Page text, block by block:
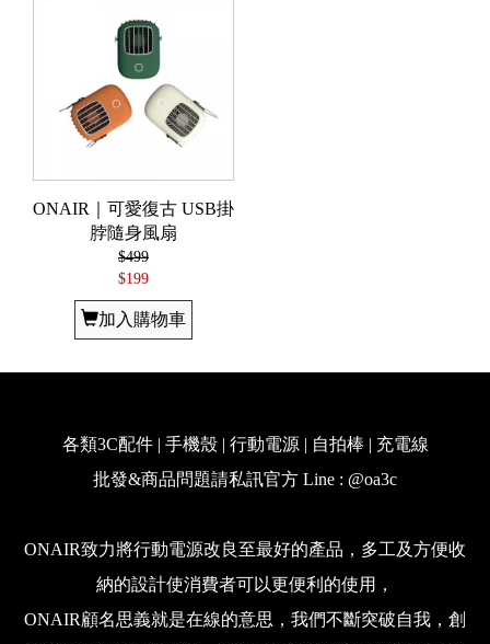
ONAIR｜可愛復古 USB掛
脖隨身風扇
$499
$199
加入購物車
各類3C配件 | 手機殼 | 行動電源 | 自拍棒 | 充電線
批發&商品問題請私訊官方 Line : @oa3c
ONAIR致力將行動電源改良至最好的產品，多工及方便收
納的設計使消費者可以更便利的使用，
ONAIR顧名思義就是在線的意思，我們不斷突破自我，創